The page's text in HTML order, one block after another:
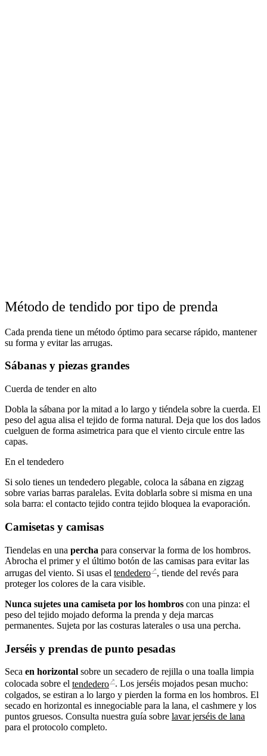
Método de tendido por tipo de prenda
Cada prenda tiene un método óptimo para secarse rápido, mantener
su forma y evitar las arrugas.
Sábanas y piezas grandes
Cuerda de tender en alto
Dobla la sábana por la mitad a lo largo y tiéndela sobre la cuerda. El
peso del agua alisa el tejido de forma natural. Deja que los dos lados
cuelguen de forma asimetrica para que el viento circule entre las
capas.
En el tendedero
Si solo tienes un tendedero plegable, coloca la sábana en zigzag
sobre varias barras paralelas. Evita doblarla sobre si misma en una
sola barra: el contacto tejido contra tejido bloquea la evaporación.
Camisetas y camisas
Tiendelas en una percha para conservar la forma de los hombros.
Abrocha el primer y el último botón de las camisas para evitar las
arrugas del viento. Si usas el tendedero ↗, tiende del revés para
proteger los colores de la cara visible.
Nunca sujetes una camiseta por los hombros con una pinza: el
peso del tejido mojado deforma la prenda y deja marcas
permanentes. Sujeta por las costuras laterales o usa una percha.
Jerséis y prendas de punto pesadas
Seca en horizontal sobre un secadero de rejilla o una toalla limpia
colocada sobre el tendedero ↗. Los jerséis mojados pesan mucho:
colgados, se estiran a lo largo y pierden la forma en los hombros. El
secado en horizontal es innegociable para la lana, el cashmere y los
puntos gruesos. Consulta nuestra guía sobre lavar jerséis de lana
para el protocolo completo.